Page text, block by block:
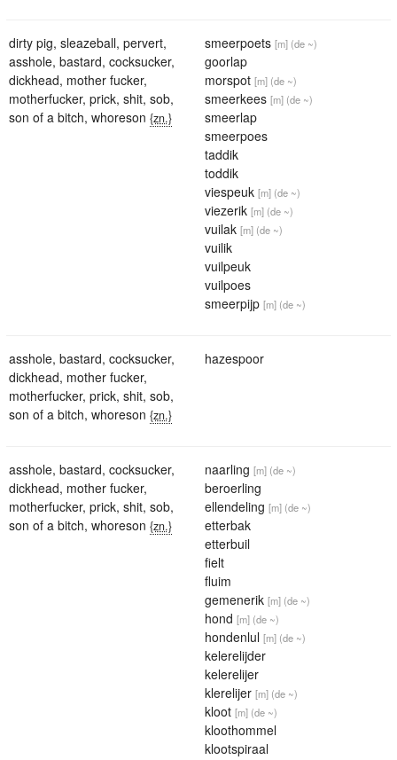
dirty pig, sleazeball, pervert,
asshole, bastard, cocksucker,
dickhead, mother fucker,
motherfucker, prick, shit, sob,
son of a bitch, whoreson {zn.}
smeerpoets [m] (de ~)
goorlap
morspot [m] (de ~)
smeerkees [m] (de ~)
smeerlap
smeerpoes
taddik
toddik
viespeuk [m] (de ~)
viezerik [m] (de ~)
vuilak [m] (de ~)
vuilik
vuilpeuk
vuilpoes
smeerpijp [m] (de ~)
asshole, bastard, cocksucker,
dickhead, mother fucker,
motherfucker, prick, shit, sob,
son of a bitch, whoreson {zn.}
hazespoor
asshole, bastard, cocksucker,
dickhead, mother fucker,
motherfucker, prick, shit, sob,
son of a bitch, whoreson {zn.}
naarling [m] (de ~)
beroerling
ellendeling [m] (de ~)
etterbak
etterbuil
fielt
fluim
gemenerik [m] (de ~)
hond [m] (de ~)
hondenlul [m] (de ~)
kelerelijder
kelerelijer
klerelijer [m] (de ~)
kloot [m] (de ~)
kloothommel
klootspiraal